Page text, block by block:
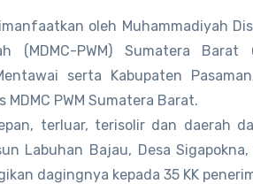
oleh Muhammadiyah
(MDMC-PWM) Sumatera
serta Kabupaten
PWM Sumatera Barat.
terluar, terisolir dan daerah
Labuhan Bajau, Desa
dagingnya kepada 35 KK